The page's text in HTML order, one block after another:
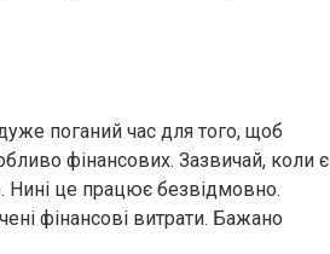
поганий час для того, щоб
фінансових. Зазвичай, коли є
Нині це працює безвідмовно.
фінансові витрати. Бажано